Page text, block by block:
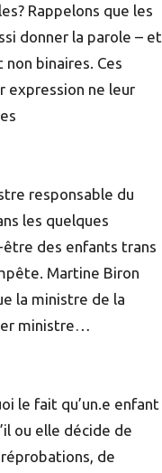
Rappelons que les
donner la parole – et
binaires. Ces
expression ne leur
responsable du
les quelques
des enfants trans
Martine Biron
la ministre de la
ministre…
le fait qu’un.e enfant
ou elle décide de
de